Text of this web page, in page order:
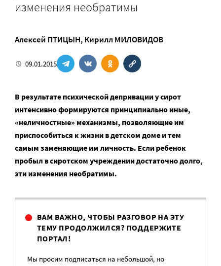
изменения необратимы
Алексей ПТИЦЫН, Кирилл МИЛОВИДОВ
09.01.2015
В результате психической депривации у сирот
интенсивно формируются принципиально иные,
«неличностные» механизмы, позволяющие им
приспособиться к жизни в детском доме и тем
самым заменяющие им личность. Если ребенок
пробыл в сиротском учреждении достаточно долго,
эти изменения необратимы.
ВАМ ВАЖНО, ЧТОБЫ РАЗГОВОР НА ЭТУ
ТЕМУ ПРОДОЛЖИЛСЯ? ПОДДЕРЖИТЕ
ПОРТАЛ!
Мы просим подписаться на небольшой, но